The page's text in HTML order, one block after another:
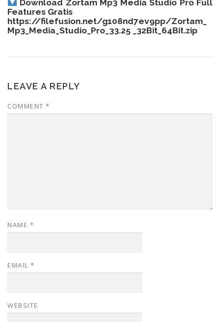
Download Zortam Mp3 MediaStudio Pro Full
Features Gratis
https://filefusion.net/g108nd7ev9pp/Zortam_
Mp3_Media_Studio_Pro_33.25 _32Bit_64Bit.zip
LEAVE A REPLY
COMMENT *
NAME *
EMAIL *
WEBSITE